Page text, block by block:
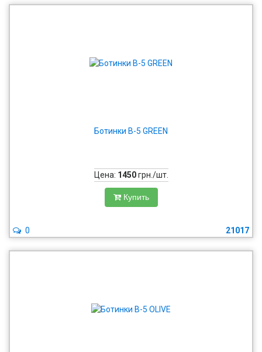
Ботинки В-5 GREEN
Цена: 1450грн./шт.
Купить
21017
0